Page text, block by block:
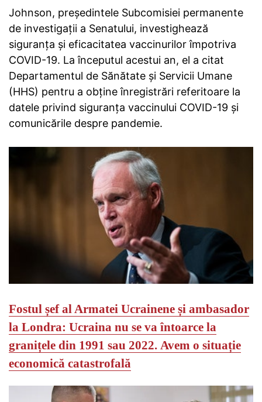
Johnson, președintele Subcomisiei permanente
de investigații a Senatului, investighează
siguranța și eficacitatea vaccinurilor împotriva
COVID-19. La începutul acestui an, el a citat
Departamentul de Sănătate și Servicii Umane
(HHS) pentru a obține înregistrări referitoare la
datele privind siguranța vaccinului COVID-19 și
comunicările despre pandemie.
Fostul șef al Armatei Ucrainene și ambasador
la Londra: Ucraina nu se va întoarce la
granițele din 1991 sau 2022. Avem o situație
economică catastrofală